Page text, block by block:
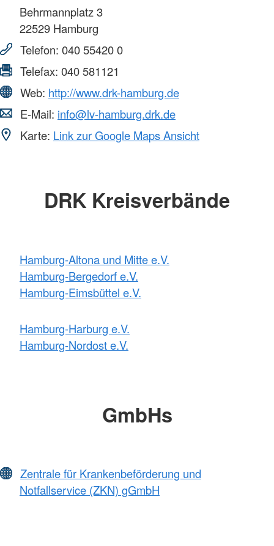
Behrmannplatz 3
22529 Hamburg
Telefon: 040 55420 0
Telefax: 040 581121
Web: http://www.drk-hamburg.de
E-Mail: info@lv-hamburg.drk.de
Karte: Link zur Google Maps Ansicht
DRK Kreisverbände
Hamburg-Altona und Mitte e.V.
Hamburg-Bergedorf e.V.
Hamburg-Eimsbüttel e.V.
Hamburg-Harburg e.V.
Hamburg-Nordost e.V.
GmbHs
Zentrale für Krankenbeförderung und
Notfallservice (ZKN) gGmbH